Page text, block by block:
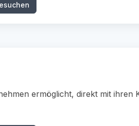
ermöglicht, direkt mit ihren